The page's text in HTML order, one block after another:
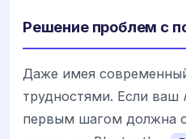
Решение проблем с
Даже имея
трудностями. Если ваш
первым шагом должна